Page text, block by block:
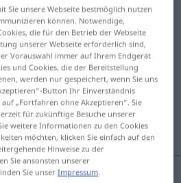
anklicken/antippen)
zerschmettern, in Nichts
Sie unsere Webseite bestmöglich nutzen
können. Notwendige,
die für den Betrieb der Webseite
unserer Webseite erforderlich sind,
Vorauswahl immer auf Ihrem Endgerät
und Cookies, die der Bereitstellung
werden nur gespeichert, wenn Sie uns
Button Ihr Einverständnis
„Fortfahren ohne Akzeptieren“. Sie
für zukünftige Besuche unserer
weitere Informationen zu den Cookies
möchten, klicken Sie einfach auf den
Hinweise zu der
Sie ansonsten unserer
Sie unserImpressum